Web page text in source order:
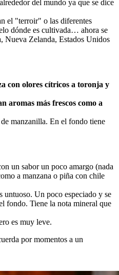
del mundo ya que se dice
el "terroir" o las diferentes
dónde es cultivada… ahora se
Nueva Zelanda, Estados Unidos
con olores cítricos a toronja y
aromas más frescos como a
manzanilla. En el fondo tiene
un sabor un poco amargo (nada
a manzana o piña con chile
untuoso. Un poco especiado y se
fondo. Tiene la nota mineral que
es muy leve.
por momentos a un